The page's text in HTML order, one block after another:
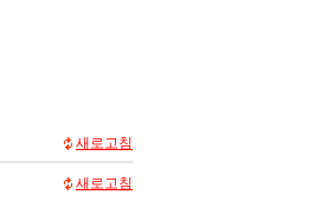
새로고침
새로고침